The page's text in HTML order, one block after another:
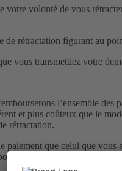
volonté de vous
rétractation figurant au
vous transmettiez votre
l’ensemble
et plus coûteux que le
rétractation.
paiement que celui que
vous.